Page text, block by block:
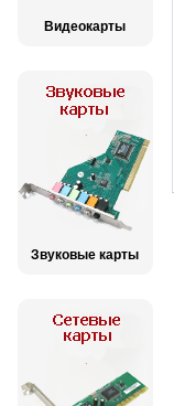
Видеокарты
Звуковые карты